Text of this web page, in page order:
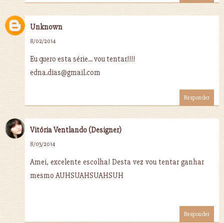
Unknown
8/02/2014
Eu quero esta série... vou tentar!!!!
edna.dias@gmail.com
Responder
Vitória Ventlando (Designer)
8/03/2014
Amei, excelente escolha! Desta vez vou tentar ganhar
mesmo AUHSUAHSUAHSUH
Responder